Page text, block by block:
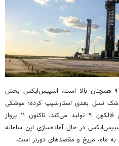
در حالی که سرعت پرتاب‌های فالکون ۹ همچنان بالا است، اسپیس‌ایکس بخش
نسل بعدی استارشیپ کرده؛ موشکی
که هنگام پرتاب ۱۰ برابر نیروی رانش فالکون ۹ تولید می‌کند. تاکنون ۱۱ پرواز
در حال آماده‌سازی این سامانه
به ماه، مریخ و مقصدهای دورتر است.